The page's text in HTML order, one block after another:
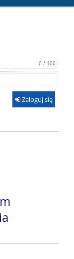
0 / 100
Zaloguj się